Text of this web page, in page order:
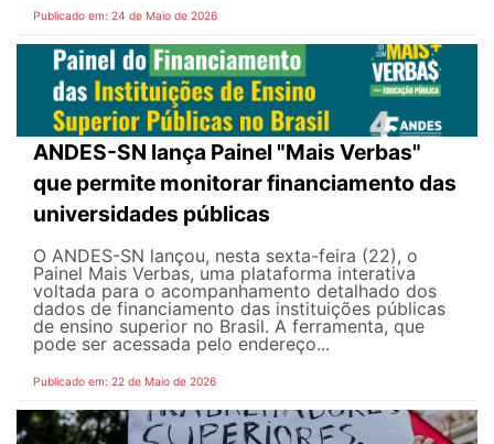
Publicado em: 24 de Maio de 2026
ANDES-SN lança Painel "Mais Verbas"
que permite monitorar financiamento das
universidades públicas
O ANDES-SN lançou, nesta sexta-feira (22), o
Painel Mais Verbas, uma plataforma interativa
voltada para o acompanhamento detalhado dos
dados de financiamento das instituições públicas
de ensino superior no Brasil. A ferramenta, que
pode ser acessada pelo endereço...
Publicado em: 22 de Maio de 2026